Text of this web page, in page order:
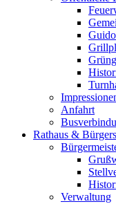
Anfahrt
Rathaus &
Verwaltung